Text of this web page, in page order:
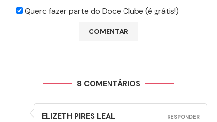
Quero fazer parte do Doce Clube (é grátis!)
8 COMENTÁRIOS
ELIZETH PIRES LEAL RESPONDER